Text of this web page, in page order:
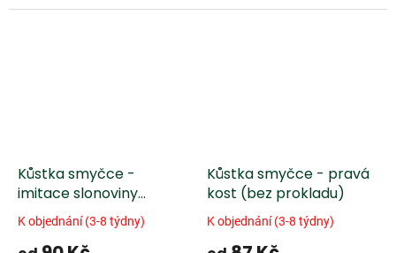
mm 36,5 mm...
Kůstka smyčce -
imitace slonoviny
(zahnutá přední část,
bez prokladu)
K objednání (3-8 týdny)
Kůstka smyčce - pravá
kost (bez prokladu)
K objednání (3-8 týdny)